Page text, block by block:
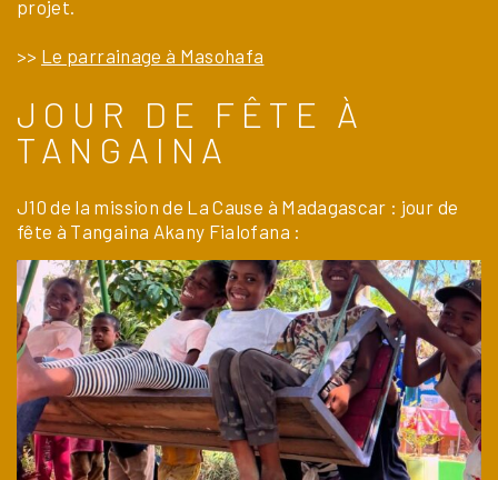
projet.
>> Le parrainage à Masohafa
JOUR DE FÊTE À
TANGAINA
J10 de la mission de La Cause à Madagascar : jour de
fête à Tangaina Akany Fialofana :